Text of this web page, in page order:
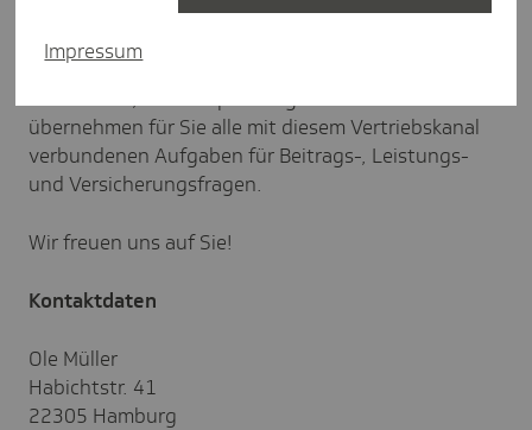
Gerne unterstützen wir Sie bei Anliegen rund um
übernehmen für Sie alle mit diesem Vertriebskanal
verbundenen Aufgaben für Beitrags-, Leistungs-
und Versicherungsfragen.
Wir freuen uns auf Sie!
Kontaktdaten
Ole Müller
Habichtstr. 41
22305 Hamburg
Impressum